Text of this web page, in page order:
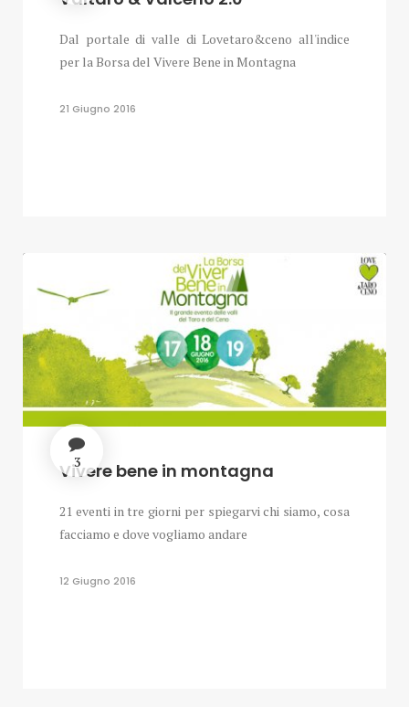
Dal portale di valle di Lovetaro&ceno all'indice
per la Borsa del Vivere Bene in Montagna
21 Giugno 2016
3
Vivere bene in montagna
21 eventi in tre giorni per spiegarvi chi siamo, cosa
facciamo e dove vogliamo andare
12 Giugno 2016